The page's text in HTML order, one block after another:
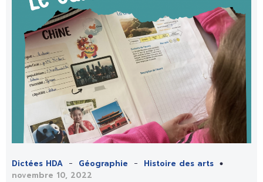
Dictées HDA - Géographie -
Histoire des arts
novembre 10, 2022